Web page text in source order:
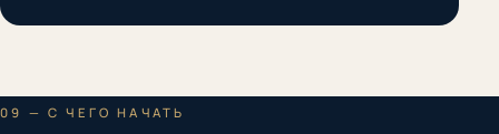
09 — С ЧЕГО НАЧАТЬ